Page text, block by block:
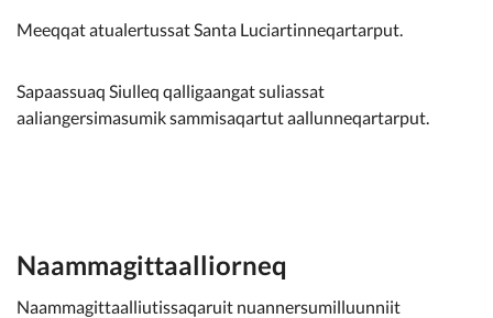
Meeqqat atualertussat Santa Luciartinneqartarput.
Sapaassuaq Siulleq qalligaangat suliassat
aaliangersimasumik sammisaqartut aallunneqartarput.
Naammagittaalliorneq
Naammagittaalliutissaqaruit nuannersumilluunniit